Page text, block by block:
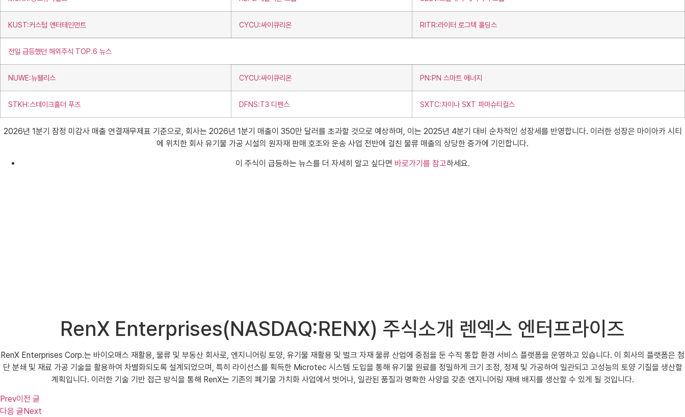
KUST:커스텀 엔터테인먼트 CYCU:싸이큐리온 RITR:라이터 로그텍 홀딩스
전일 급등했던 해외주식 TOP.6 뉴스
NUWE:뉴웰리스 CYCU:싸이큐리온 PN:PN 스마트 에너지
STKH:스테이크홀더 푸즈 DFNS:T3 디펜스 SXTC:차이나 SXT 파마슈티컬스
2026년 1분기 잠정 미감사 매출 연결재무제표 기준으로, 회사는 2026년 1분기 매출이 350만 달러를 초과할 것으로 예상하며, 이는 2025년 4분기 대비 순차적인 성장세를 반영합니다. 이러한 성장은 마이아카 시티
에 위치한 회사 유기물 가공 시설의 원자재 판매 호조와 운송 사업 전반에 걸친 물류 매출의 상당한 증가에 기인합니다.
이 주식이 급등하는 뉴스를 더 자세히 알고 싶다면 바로가기를 참고하세요.
RenX Enterprises(NASDAQ:RENX) 주식소개 렌엑스 엔터프라이즈
RenX Enterprises Corp.는 바이오매스 재활용, 물류 및 부동산 회사로, 엔지니어링 토양, 유기물 재활용 및 벌크 자재 물류 산업에 중점을 둔 수직 통합 환경 서비스 플랫폼을 운영하고 있습니다. 이 회사의 플랫폼은 첨
단 분쇄 및 재료 가공 기술을 활용하여 차별화되도록 설계되었으며, 특히 라이선스를 획득한 Microtec 시스템 도입을 통해 유기물 원료를 정밀하게 크기 조정, 정제 및 가공하여 일관되고 고성능의 토양 기질을 생산할
계획입니다. 이러한 기술 기반 접근 방식을 통해 RenX는 기존의 폐기물 가치화 사업에서 벗어나, 일관된 품질과 명확한 사양을 갖춘 엔지니어링 재배 배지를 생산할 수 있게 될 것입니다.
Prev이전 글
다음 글 Next